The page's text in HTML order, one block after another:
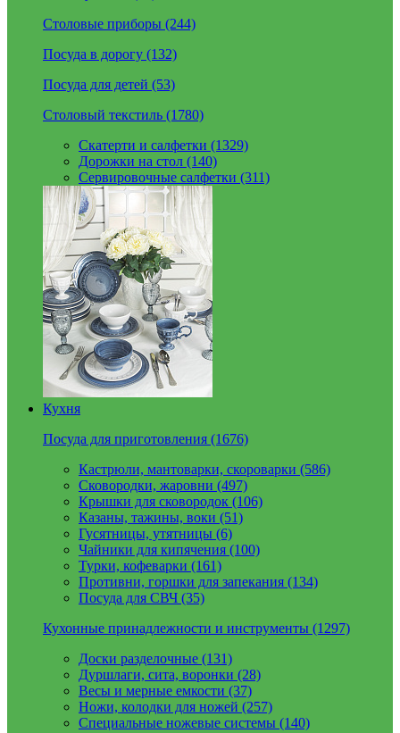
Столовые приборы (244)
Посуда в дорогу (132)
Посуда для детей (53)
Столовый текстиль (1780)
Скатерти и салфетки (1329)
Дорожки на стол (140)
Сервировочные салфетки (311)
Кухня
Посуда для приготовления (1676)
Кастрюли, мантоварки, скороварки (586)
Сковородки, жаровни (497)
Крышки для сковородок (106)
Казаны, тажины, воки (51)
Гусятницы, утятницы (6)
Чайники для кипячения (100)
Турки, кофеварки (161)
Противни, горшки для запекания (134)
Посуда для СВЧ (35)
Кухонные принадлежности и инструменты (1297)
Доски разделочные (131)
Дуршлаги, сита, воронки (28)
Весы и мерные емкости (37)
Ножи, колодки для ножей (257)
Специальные ножевые системы (140)